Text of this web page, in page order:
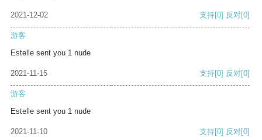
2021-12-02 支持[0] 反对[0]
游客
Estelle sent you 1 nude
2021-11-15 支持[0] 反对[0]
游客
Estelle sent you 1 nude
2021-11-10 支持[0] 反对[0]